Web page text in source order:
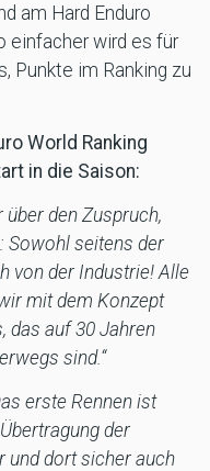
am Hard Enduro
einfacher wird es für
Punkte im Ranking zu
World Ranking
in die Saison:
über den Zuspruch,
Sowohl seitens der
von der Industrie! Alle
mit dem Konzept
das auf 30 Jahren
sind.“
erste Rennen ist
der
und dort sicher auch